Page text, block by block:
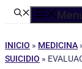
INICIO » MEDICINA
SUICIDIO »